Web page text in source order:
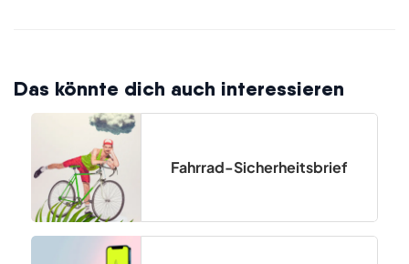
Das könnte dich auch interessieren
Fahrrad-Sicherheitsbrief